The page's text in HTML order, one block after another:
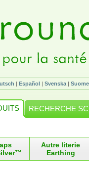
| Español | Svenska |
RECHERCHE
Autre literie
Earthing